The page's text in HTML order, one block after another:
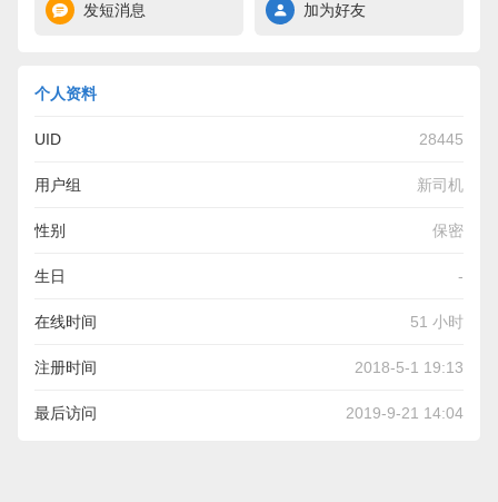
发短消息 加为好友
个人资料
UID 28445
用户组 新司机
性别 保密
生日 -
在线时间 51 小时
注册时间 2018-5-1 19:13
最后访问 2019-9-21 14:04